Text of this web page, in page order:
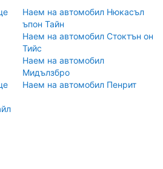
Наем на автомобил Нюкасъл
ъпон Тайн
Наем на автомобил Стоктън он
Тийс
Наем на автомобил
Мидълзбро
Наем на автомобил Пенрит